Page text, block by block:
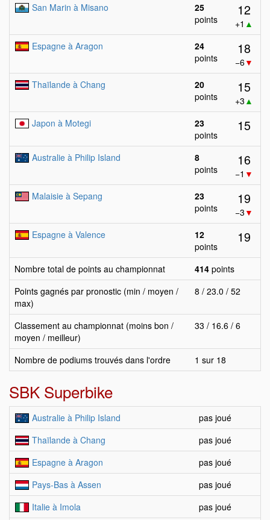
San Marin à Misano
25
points
12
+1 ▲
Espagne à Aragon
24
points
18
−6▼
Thaïlande à Chang
20
points
15
+3 ▲
Japon à Motegi
23
points
15
Australie à Philip Island
8
points
16
−1 ▼
Malaisie à Sepang
23
points
19
−3 ▼
Espagne à Valence
12
points
19
Nombre total de points au championnat 414 points
Points gagnés par pronostic (min / moyen /
max)
8 / 23.0 / 52
Classement au championnat (moins bon /
moyen / meilleur)
33 / 16.6 / 6
Nombre de podiums trouvés dans l'ordre 1 sur 18
SBK Superbike
Australie à Philip Island
pas joué
Thaïlande à Chang
pas joué
Espagne à Aragon
pas joué
Pays-Bas à Assen
pas joué
Italie à Imola
pas joué